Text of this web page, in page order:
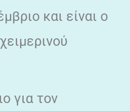
και είναι ο
για τον